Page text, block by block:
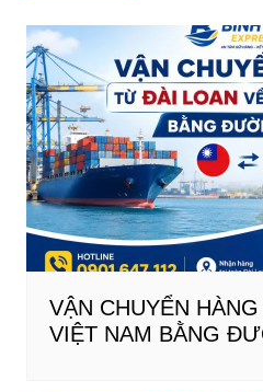
bài
viết
VẬN CHUYỂN
VIỆT NAM BẰNG